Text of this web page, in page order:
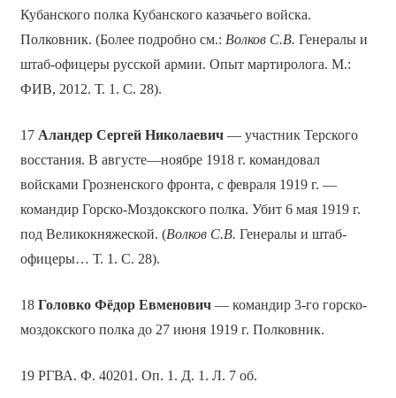
Кубанского полка Кубанского казачьего войска.
Полковник. (Более подробно см.: Волков С.В. Генералы и
штаб-офицеры русской армии. Опыт мартиролога. М.:
ФИВ, 2012. Т. 1. С. 28).
17 Аландер Сергей Николаевич— участник Терского
восстания. В августе—ноябре 1918 г. командовал
войсками Грозненского фронта, с февраля 1919 г. —
командир Горско-Моздокского полка. Убит 6 мая 1919 г.
под Великокняжеской. (Волков С.В. Генералы и штаб-
офицеры… Т. 1. С. 28).
18 Головко Фёдор Евменович— командир 3-го горско-
моздокского полка до 27 июня 1919 г. Полковник.
19 РГВА. Ф. 40201. Оп. 1. Д. 1. Л. 7 об.